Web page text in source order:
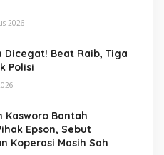
2026
Dicegat! Beat Raib, Tiga
Polisi
Kasworo Bantah
Epson, Sebut
Koperasi Masih Sah